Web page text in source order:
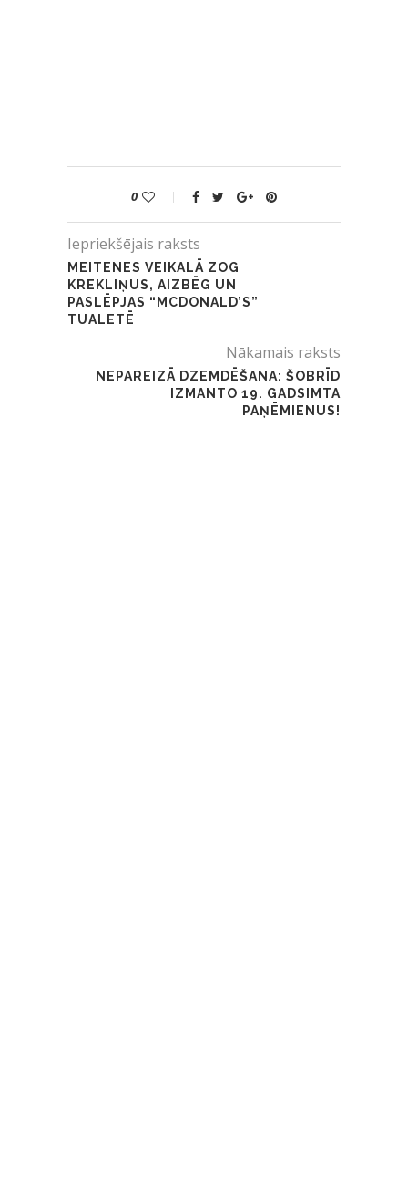
0
Iepriekšējais raksts
MEITENES VEIKALĀ ZOG
KREKLIŅUS, AIZBĒG UN
PASLĒPJAS “MCDONALD’S”
TUALETĒ
Nākamais raksts
NEPAREIZĀ DZEMDĒŠANA: ŠOBRĪD
IZMANTO 19. GADSIMTA
PAŅĒMIENUS!